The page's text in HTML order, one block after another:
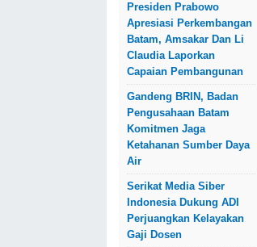
Presiden Prabowo
Apresiasi Perkembangan
Batam, Amsakar Dan Li
Claudia Laporkan
Capaian Pembangunan
Gandeng BRIN, Badan
Pengusahaan Batam
Komitmen Jaga
Ketahanan Sumber Daya
Air
Serikat Media Siber
Indonesia Dukung ADI
Perjuangkan Kelayakan
Gaji Dosen